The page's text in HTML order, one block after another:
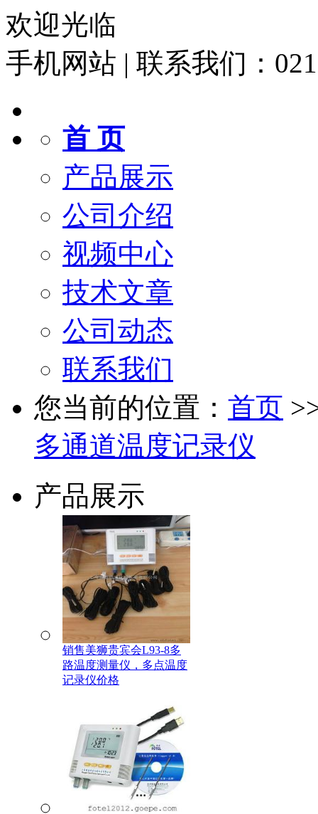
欢迎光临
手机网站 | 联系我们：
首 页
产品展示
公司介绍
视频中心
技术文章
公司动态
联系我们
您当前的位置： 首页
多通道温度记录仪
产品展示
销售美狮贵宾会L93-8多
路温度测量仪，多点温度
记录仪价格